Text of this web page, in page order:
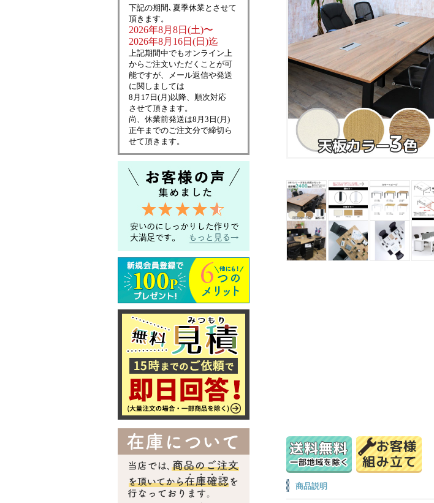
商品説明
下記の期間､夏季休業とさせて
頂きます。
2026年8月8日(土)〜
2026年8月16日(日)迄
上記期間中でもオンライン上
からご注文いただくことが可
能ですが、メール返信や発送
に関しましては
8月17日(月)以降、順次対応
させて頂きます。
尚、休業前発送は8月3日(月)
正午までのご注文分で締切ら
せて頂きます。